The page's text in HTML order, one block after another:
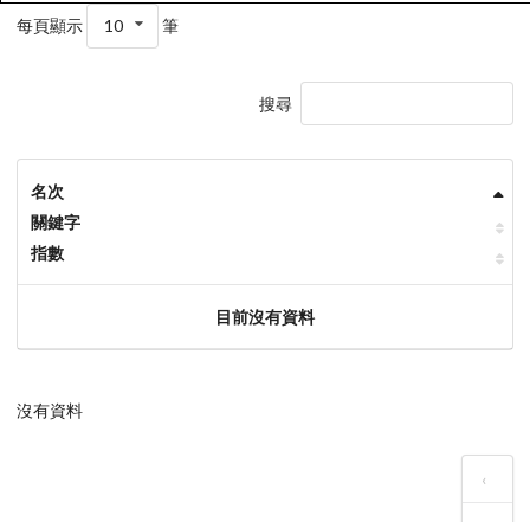
每頁顯示 10 筆
搜尋
名次
關鍵字
指數
目前沒有資料
沒有資料
‹